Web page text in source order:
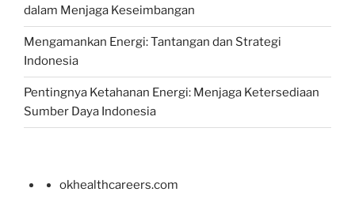
dalam Menjaga Keseimbangan
Mengamankan Energi: Tantangan dan Strategi
Indonesia
Pentingnya Ketahanan Energi: Menjaga Ketersediaan
Sumber Daya Indonesia
okhealthcareers.com